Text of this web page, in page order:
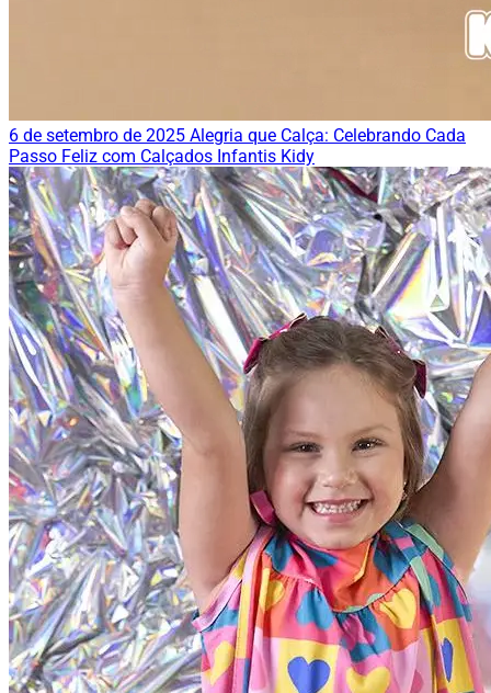
6 de setembro de 2025 Alegria que Calça: Celebrando Cada
Passo Feliz com Calçados Infantis Kidy